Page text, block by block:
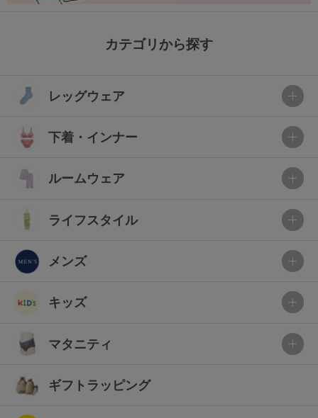
カテゴリから探す
レッグウェア
下着・インナー
ルームウェア
ライフスタイル
メンズ
キッズ
マタニティ
ギフトラッピング